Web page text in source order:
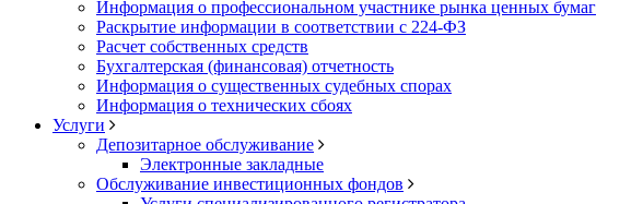
Информация о профессиональном участнике рынка ценных бумаг
Раскрытие информации в соответствии с 224-ФЗ
Расчет собственных средств
Бухгалтерская (финансовая) отчетность
Информация о существенных судебных спорах
Информация о технических сбоях
Услуги
Депозитарное обслуживание
Электронные закладные
Обслуживание инвестиционных фондов